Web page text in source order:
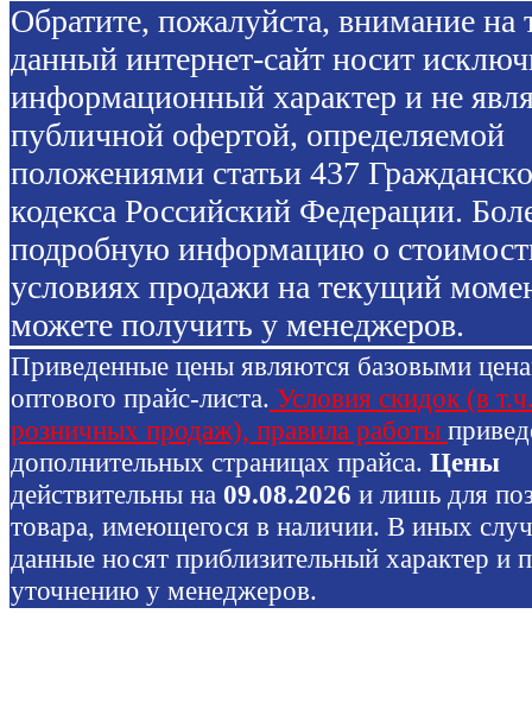
Обратите, пожалуйста, внимание на
данный интернет-сайт носит
информационный характер и не
публичной офертой, определяемой
положениями статьи 437
кодекса Российский Федерации.
подробную информацию о
условиях продажи на текущий
можете получить у менеджеров.
Приведенные цены являются базовыми
оптового прайс-листа. Условия скидок (в
розничных продаж), правила работы
дополнительных страницах прайса. Цены
действительны на 09.08.2026 и лишь для
товара, имеющегося в наличии. В иных
данные носят приблизительный характер и
уточнению у менеджеров.